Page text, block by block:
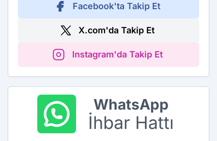
Facebook'ta Takip Et
X.com'da Takip Et
Instagram'da Takip Et
WhatsApp
İhbar Hattı